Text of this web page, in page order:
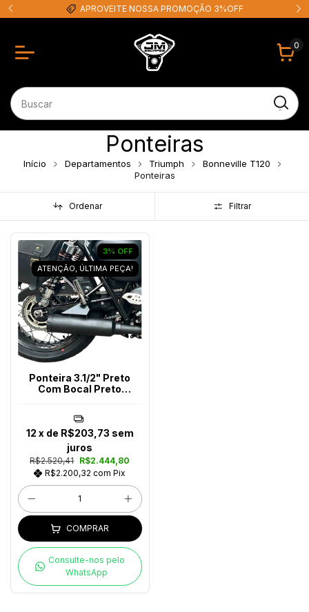
APROVEITE NOSSA PROMOÇÃO 3%OFF
0
Ponteiras
Início Departamentos Triumph
Bonneville T120
Ponteiras
Ordenar Filtrar
3% OFF
ATENÇÃO, ÚLTIMA PEÇA!
Ponteira 3.1/2" Preto
Com Bocal Preto
R$2.520,41 R$2.444,80
R$2.200,32com Pix
12 x de R$203,73 sem
juros
COMPRAR
Consulte-nos pelo
WhatsApp